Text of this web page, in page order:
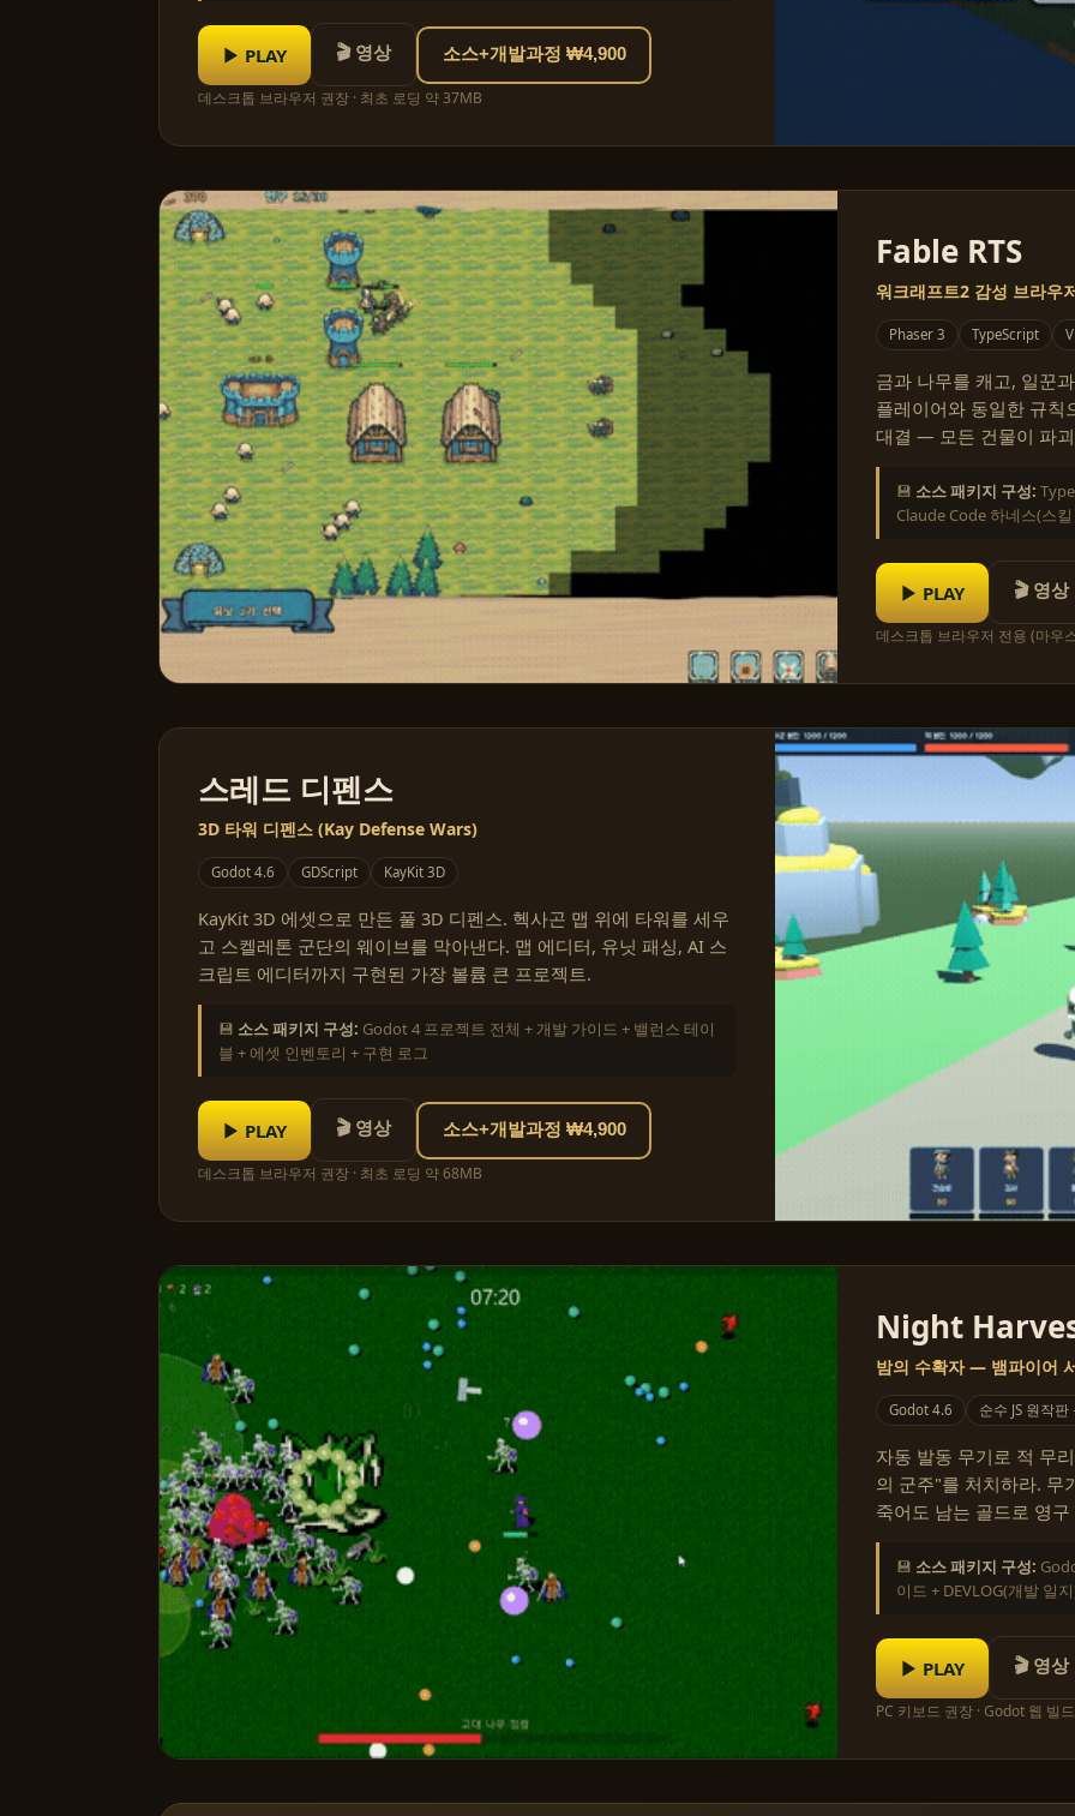
▶ PLAY 🎬 영상 소스+개발과정 ₩4,900
데스크톱 브라우저 권장 · 최초 로딩 약 37MB
Fable RTS
워크래프트2 감성 브라우
Phaser 3 TypeScript
금과 나무를 캐고, 일꾼
플레이어와 동일한 규칙
대결 — 모든 건물이 파
💾 소스 패키지 구성:
Claude Code 하네스(스
▶ PLAY 🎬 영상
데스크톱 브라우저 전용 (마우
스레드 디펜스
3D 타워 디펜스 (Kay Defense Wars)
Godot 4.6 GDScript KayKit 3D
KayKit 3D 에셋으로 만든 풀 3D 디펜스. 헥사곤 맵 위에 타워를 세우
고 스켈레톤 군단의 웨이브를 막아낸다. 맵 에디터, 유닛 패싱, AI 스
크립트 에디터까지 구현된 가장 볼륨 큰 프로젝트.
💾 소스 패키지 구성: Godot 4 프로젝트 전체 + 개발 가이드 + 밸런스 테이
블 + 에셋 인벤토리 + 구현 로그
▶ PLAY 🎬 영상 소스+개발과정 ₩4,900
데스크톱 브라우저 권장 · 최초 로딩 약 68MB
Night
밤의 수확자 — 뱀파이어
Godot 4.6 순수 JS 원작판
자동 발동 무기로 적 무
의 군주"를 처치하라. 무
죽어도 남는 골드로 영
💾 소스 패키지 구성:
이드 + DEVLOG(개발 일
▶ PLAY 🎬 영상
PC 키보드 권장 · Godot 웹 빌드